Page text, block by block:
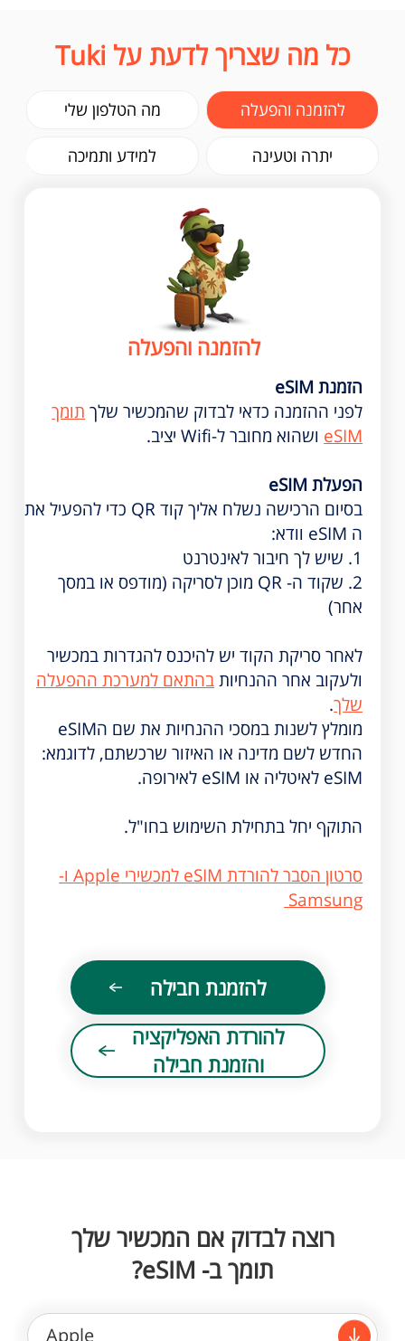
כל מה שצריך לדעת על Tuki
להזמנה והפעלה מה הטלפון שלי
יתרה וטעינה למידע ותמיכה
להזמנה והפעלה
הזמנת eSIM
לפני ההזמנה כדאי לבדוק שהמכשיר שלך תומך
eSIM ושהוא מחובר ל-Wifi יציב.
הפעלת eSIM
בסיום הרכישה נשלח אליך קוד QR כדי להפעיל את
ה eSIM וודא:
1. שיש לך חיבור לאינטרנט
2. שקוד ה- QR מוכן לסריקה (מודפס או במסך
אחר)
לאחר סריקת הקוד יש להיכנס להגדרות במכשיר
ולעקוב אחר ההנחיותבהתאם למערכת ההפעלה
שלך.
מומלץ לשנות במסכי ההנחיות את שם הeSIM
החדש לשם מדינה או האיזור שרכשתם, לדוגמא:
eSIM לאיטליה או eSIM לאירופה.
התוקף יחל בתחילת השימוש בחו"ל.
סרטון הסבר להורדת eSIM למכשירי Apple ו-
Samsung
להזמנת חבילה
להורדת האפליקציה
והזמנת חבילה
רוצה לבדוק אם המכשיר שלך
תומך ב- eSIM?
Apple